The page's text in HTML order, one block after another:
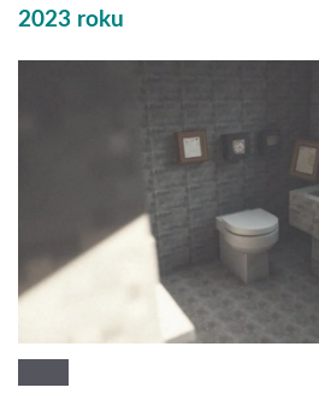
2023 roku